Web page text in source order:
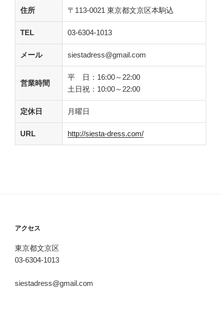
住所 〒113-0021 東京都文京区本駒込
TEL 03-6304-1013
メール siestadress@gmail.com
営業時間
平 日：16:00～22:00
土日祝：10:00～22:00
定休日 月曜日
URL http://siesta-dress.com/
アクセス
東京都文京区
03-6304-1013
siestadress@gmail.com